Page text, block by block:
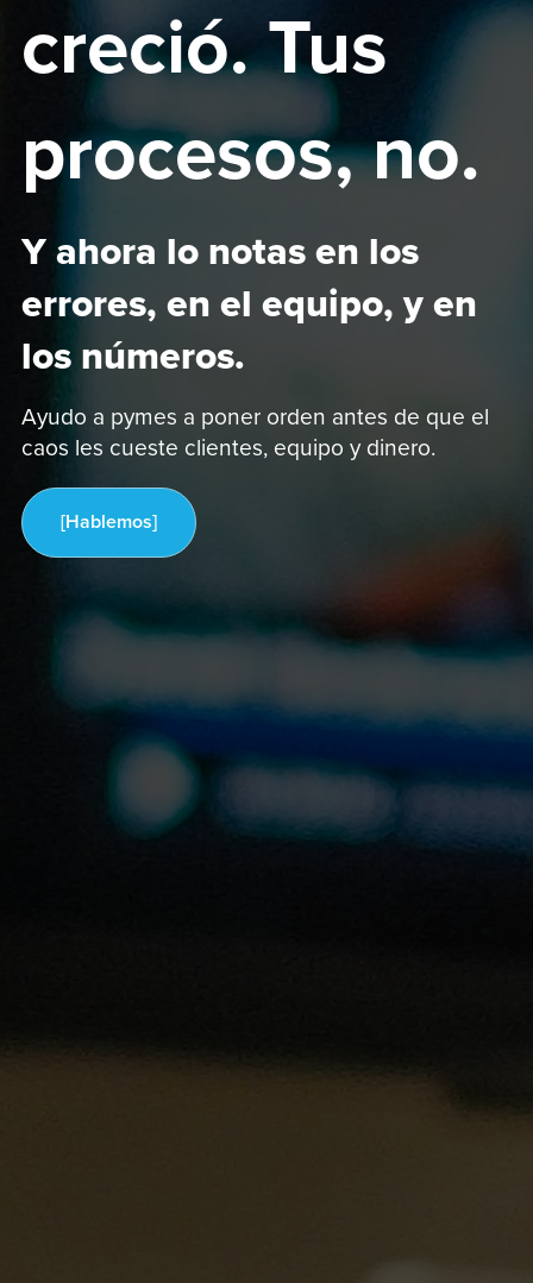
creció. Tus
procesos, no.
Y ahora lo notas en los
errores, en el equipo, y en
los números.
Ayudo a pymes a poner orden antes de que el
caos les cueste clientes, equipo y dinero.
[Hablemos]